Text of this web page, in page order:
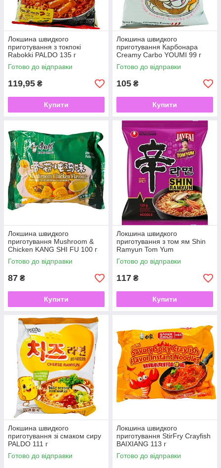
Локшина швидкого
приготування з токпокі
Rabokki PALDO 135 г
Готово до відправки
119,95 ₴
Купити
Локшина швидкого
приготування Карбонара
Creamy Carbo YOUMI 99 г
Готово до відправки
105 ₴
Купити
Локшина швидкого
приготування Mushroom &
Chicken KANG SHI FU 100 г
Готово до відправки
87 ₴
Купити
Локшина швидкого
приготування з том ям Shin
Ramyun Tom Yum
NONGSHIM 123 г
Готово до відправки
117 ₴
Купити
Локшина швидкого
приготування зі смаком сиру
PALDO 111 г
Готово до відправки
Локшина швидкого
приготування StirFry Crayfish
BAIXIANG 113 г
Готово до відправки